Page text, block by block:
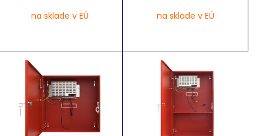
na sklade v EÚ na sklade v EÚ